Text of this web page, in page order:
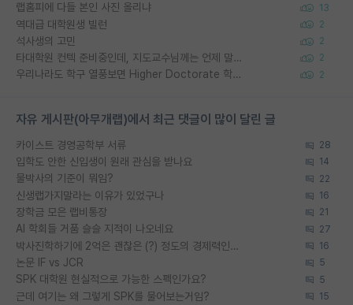
랩홈피에 다들 본인 사진 올리냐 13
역대급 대학원생 빌런 2
석사생의 고민 2
타대학원 컨텍 준비중인데, 지도교수님께는 언제 말씀드려야 할까요? 2
우리나라도 학구 열풍보면 Higher Doctorate 학위가 필요하다고 봅니다. 2
자유 게시판(아무개랩)에서 최근 댓글이 많이 달린 글
카이스트 경영공학부 서류 28
입학도 안한 신입생이 원래 관심을 받나요 14
물박사의 기준이 뭐임? 22
신생랩가지말라는 이유가 있었구나 16
장학금 모은 랩비통장 21
AI 학회들 거품 슬슬 지적이 나오네요 27
박사진학하기에 2억은 괜찮은 (?) 정도의 경제력인가요 16
논문 IF vs JCR 5
SPK 대학원 현실적으로 가능한 스펙인가요? 5
근데 여기는 왜 그렇게 SPK를 물어보는거임? 15